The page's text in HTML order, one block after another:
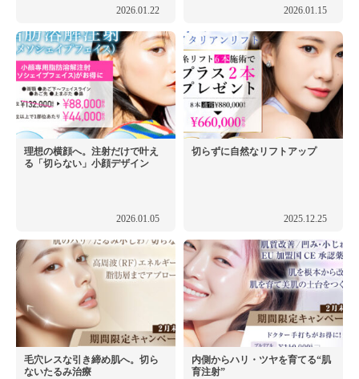
2026.01.22 2026.01.15
理想の横顔へ。注射だけで叶え
る「切らない」小顔デザイン
2026.01.05
切らずに自然なリフトアップ
2025.12.25
毛穴レスな引き締め肌へ。切ら
ないたるみ治療
内側からハリ・ツヤを育てる“肌
育注射”